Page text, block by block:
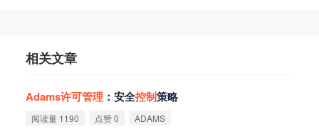
相关文章
Adams许可管理 ：安全控制策略
阅读量 1190 点赞 0 ADAMS